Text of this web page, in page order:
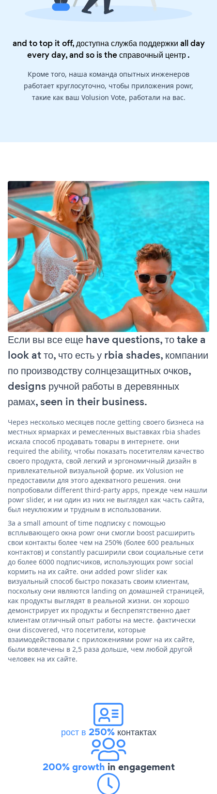
and to top it off, доступна служба поддержки all day
every day, and so is theсправочный центр.
Кроме того, наша команда опытных инженеров
работает круглосуточно, чтобы приложения powr,
такие как ваш Volusion Vote, работали на вас.
Если вы все еще have questions, то take a
look at то, что есть у rbia shades, компании
по производству солнцезащитных очков,
designs ручной работы в деревянных
рамах, seen in their business.
Через несколько месяцев после getting своего бизнеса на
местных ярмарках и ремесленных выставках rbia shades
искала способ продавать товары в интернете. они
required the ability, чтобы показать посетителям качество
своего продукта, свой легкий и эргономичный дизайн в
привлекательной визуальной форме. их Volusion не
предоставили для этого адекватного решения. они
попробовали different third-party apps, прежде чем нашли
powr slider, и ни один из них не выглядел как часть сайта,
был неуклюжим и трудным в использовании.
За a small amount of time подписку с помощью
всплывающего окна powr они смогли boost расширить
свои контакты более чем на 250% (более 600 реальных
контактов) и constantly расширили свои социальные сети
до более 6000 подписчиков, использующих powr social
кормить на их сайте. они added powr slider как
визуальный способ быстро показать своим клиентам,
поскольку они являются landing on домашней страницей,
как продукты выглядят в реальной жизни. он хорошо
демонстрирует их продукты и беспрепятственно дает
клиентам отличный опыт работы на месте. фактически
они discovered, что посетители, которые
взаимодействовали с приложениями powr на их сайте,
были вовлечены в 2,5 раза дольше, чем любой другой
человек на их сайте.
рост в 250%контактах
200% growth in engagement